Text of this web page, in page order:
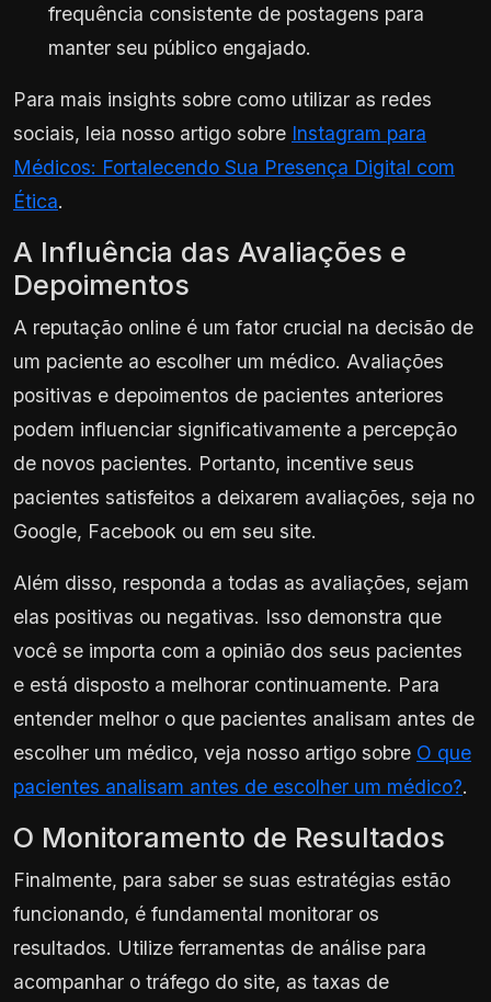
frequência consistente de postagens para
manter seu público engajado.
Para mais insights sobre como utilizar as redes
sociais, leia nosso artigo sobre Instagram para
Médicos: Fortalecendo Sua Presença Digital com
Ética.
A Influência das Avaliações e
Depoimentos
A reputação online é um fator crucial na decisão de
um paciente ao escolher um médico. Avaliações
positivas e depoimentos de pacientes anteriores
podem influenciar significativamente a percepção
de novos pacientes. Portanto, incentive seus
pacientes satisfeitos a deixarem avaliações, seja no
Google, Facebook ou em seu site.
Além disso, responda a todas as avaliações, sejam
elas positivas ou negativas. Isso demonstra que
você se importa com a opinião dos seus pacientes
e está disposto a melhorar continuamente. Para
entender melhor o que pacientes analisam antes de
escolher um médico, veja nosso artigo sobre O que
pacientes analisam antes de escolher um médico?.
O Monitoramento de Resultados
Finalmente, para saber se suas estratégias estão
funcionando, é fundamental monitorar os
resultados. Utilize ferramentas de análise para
acompanhar o tráfego do site, as taxas de